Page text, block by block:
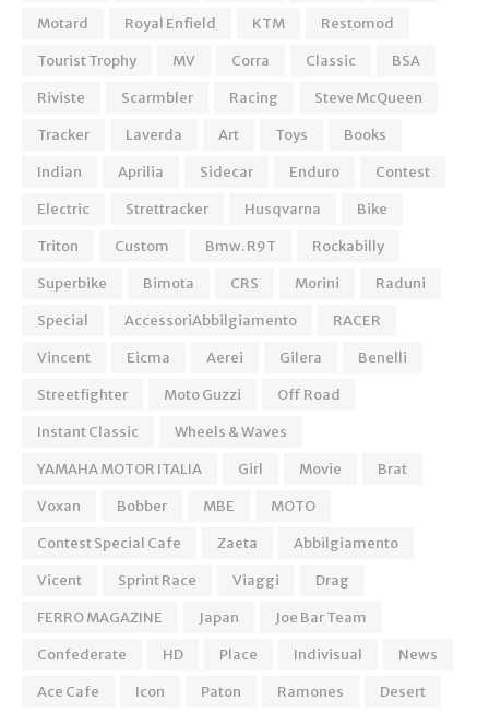
Motard
Royal Enfield KTM
Restomod
Tourist Trophy
MV Corra Classic
BSA
Riviste
Scarmbler Racing
Steve McQueen
Tracker
Laverda Art Toys
Books
Indian
Aprilia Sidecar Enduro
Contest
Electric
Strettracker Husqvarna
Bike
Triton
Custom Bmw. R9T
Rockabilly
Superbike
Bimota CRS Morini
Raduni
Special
AccessoriAbbilgiamento
RACER
Vincent
Eicma Aerei Gilera
Benelli
Streetfighter
Moto Guzzi
Off Road
Instant Classic
Wheels & Waves
YAMAHA MOTOR ITALIA
Girl Movie
Brat
Voxan
Bobber MBE
MOTO
Contest Special Cafe
Zaeta
Abbilgiamento
Vicent
Sprint Race Viaggi
Drag
FERRO MAGAZINE
Japan
Joe Bar Team
Confederate
HD Place Indivisual
News
Ace Cafe
Icon Paton Ramones
Desert